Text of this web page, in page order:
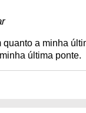
quanto a minha
última ponte.